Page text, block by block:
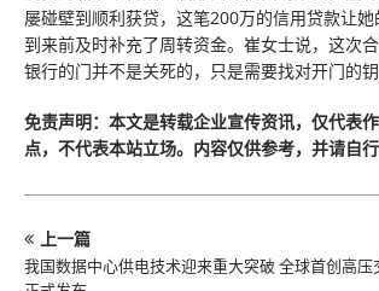
屡碰壁到顺利获贷，这笔200万的信用贷款让
到来前及时补充了周转资金。崔女士说，这次
银行的门并不是关死的，只是需要找对开门的钥
免责声明：本文是转载企业宣传资讯，仅代表
点，不代表本站立场。内容仅供参考，并请自行
上一篇
我国数据中心供电技术迎来重大突破 全球首创高